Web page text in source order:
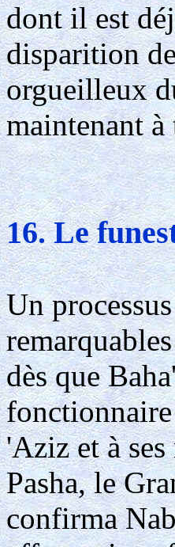
dont il est
disparition
orgueilleux
maintenant à
16. Le
Un
dès que
fonctionnaire
'Aziz et à
Pasha, le
confirma